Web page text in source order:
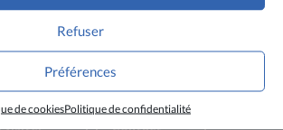
Refuser
Préférences
de cookiesPolitique de confidentialité
visiter Contact